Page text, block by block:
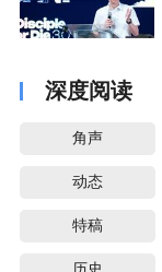
深度阅读
角声
动态
特稿